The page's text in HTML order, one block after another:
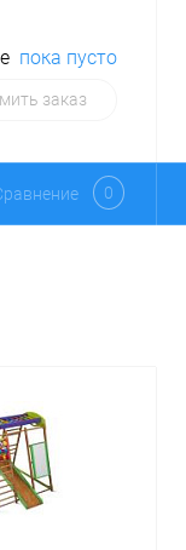
пока пусто
заказ
0